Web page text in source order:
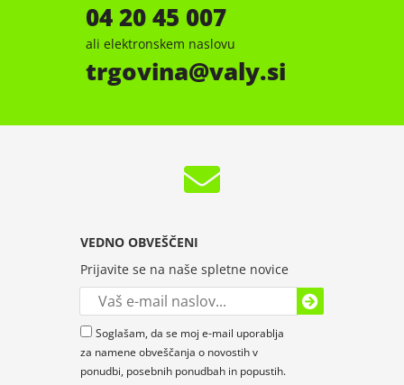
04 20 45 007
ali elektronskem naslovu
trgovina valy.si
VEDNO OBVEŠČENI
Prijavite se na naše spletne novice
Soglašam, da se moj e-mail uporablja
za namene obveščanja o novostih v
ponudbi, posebnih ponudbah in popustih.